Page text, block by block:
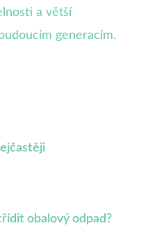
a větší
generacím.
obalový odpad?